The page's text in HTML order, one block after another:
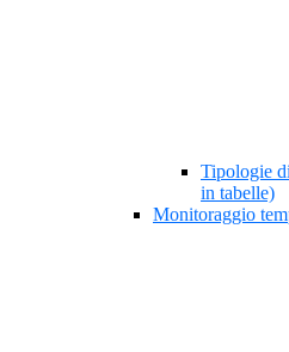
Tipologie
in tabelle)
Monitoraggio